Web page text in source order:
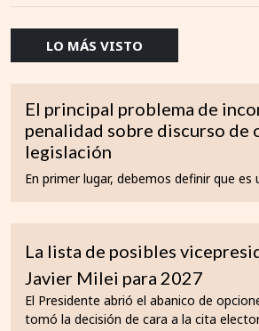
LO MÁS VISTO
El principal problema de
penalidad sobre discurso de
legislación
En primer lugar, debemos definir que es
La lista de posibles
Javier Milei para 2027
El Presidente abrió el abanico de
tomó la decisión de cara a la cita